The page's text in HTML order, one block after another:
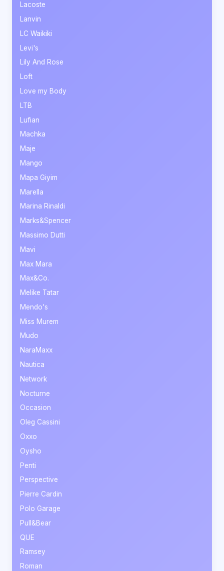
Lacoste
Lanvin
LC Waikiki
Levi's
Lily And Rose
Loft
Love my Body
LTB
Lufian
Machka
Maje
Mango
Mapa Giyim
Marella
Marina Rinaldi
Marks&Spencer
Massimo Dutti
Mavi
Max Mara
Max&Co.
Melike Tatar
Mendo's
Miss Murem
Mudo
NaraMaxx
Nautica
Network
Nocturne
Occasion
Oleg Cassini
Oxxo
Oysho
Penti
Perspective
Pierre Cardin
Polo Garage
Pull&Bear
QUE
Ramsey
Roman